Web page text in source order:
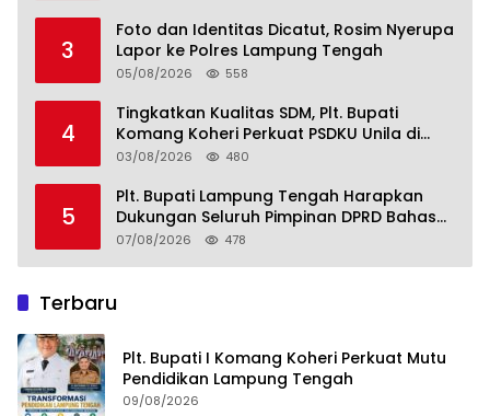
3
Foto dan Identitas Dicatut, Rosim Nyerupa
Lapor ke Polres Lampung Tengah
05/08/2026 558
4
Tingkatkan Kualitas SDM, Plt. Bupati
Komang Koheri Perkuat PSDKU Unila di
Lampung Tengah
03/08/2026 480
5
Plt. Bupati Lampung Tengah Harapkan
Dukungan Seluruh Pimpinan DPRD Bahas
RKUA-PPAS APBD Tahun 2027
07/08/2026 478
Terbaru
Plt. Bupati I Komang Koheri Perkuat Mutu
Pendidikan Lampung Tengah
09/08/2026